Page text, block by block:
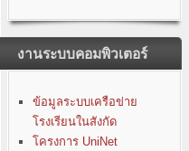
งานระบบคอมพิวเตอร์
ข้อมูลระบบเครือข่าย
โรงเรียนในสังกัด
โครงการ UniNet